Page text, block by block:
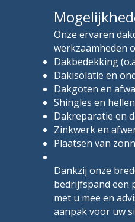
Onze ervaren
werkzaamheden
Dakbedekking
Dakisolatie en
Dakgoten en
Shingles en
Dakreparatie en
Zinkwerk en
Plaatsen van
Dankzij onze
bedrijfspand een
met u mee en
aanpak voor uw